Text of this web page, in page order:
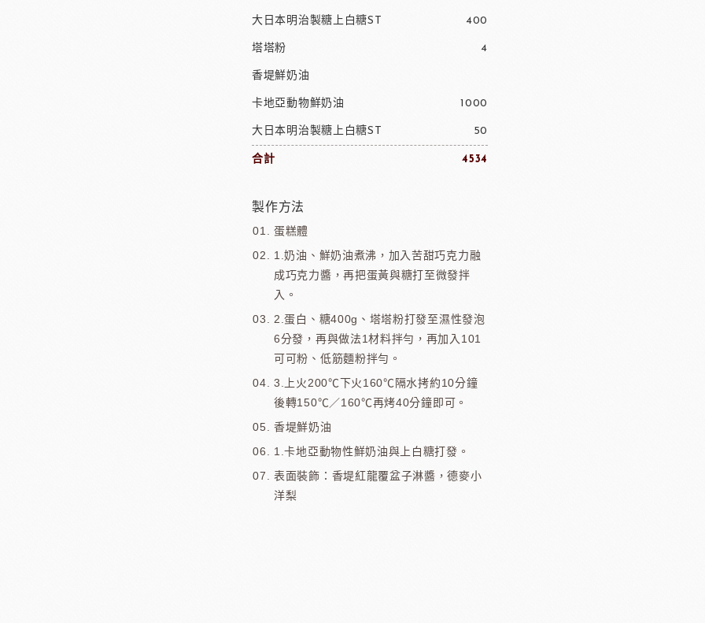
大日本明治製糖上白糖ST 400
塔塔粉 4
香堤鮮奶油
卡地亞動物鮮奶油 1000
大日本明治製糖上白糖ST 50
合計 4534
製作方法
蛋糕體
1.奶油、鮮奶油煮沸，加入苦甜巧克力融
成巧克力醬，再把蛋黃與糖打至微發拌
入。
2.蛋白、糖400g、塔塔粉打發至濕性發泡
6分發，再與做法1材料拌勻，再加入101
可可粉、低筋麵粉拌勻。
3.上火200℃下火160℃隔水拷約10分鐘
後轉150℃／160℃再烤40分鐘即可。
香堤鮮奶油
1.卡地亞動物性鮮奶油與上白糖打發。
表面裝飾：香堤紅龍覆盆子淋醬，德麥小
洋梨